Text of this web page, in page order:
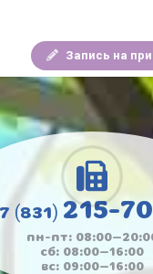
Запись на
(831) 215-
пн-пт:
сб: 08:00—16:00
вс: 09:00—16:00